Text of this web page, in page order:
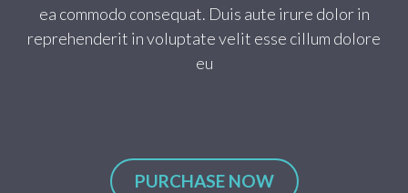
ea commodo consequat. Duis aute irure dolor in
reprehenderit in voluptate velit esse cillum dolore
eu
PURCHASE NOW